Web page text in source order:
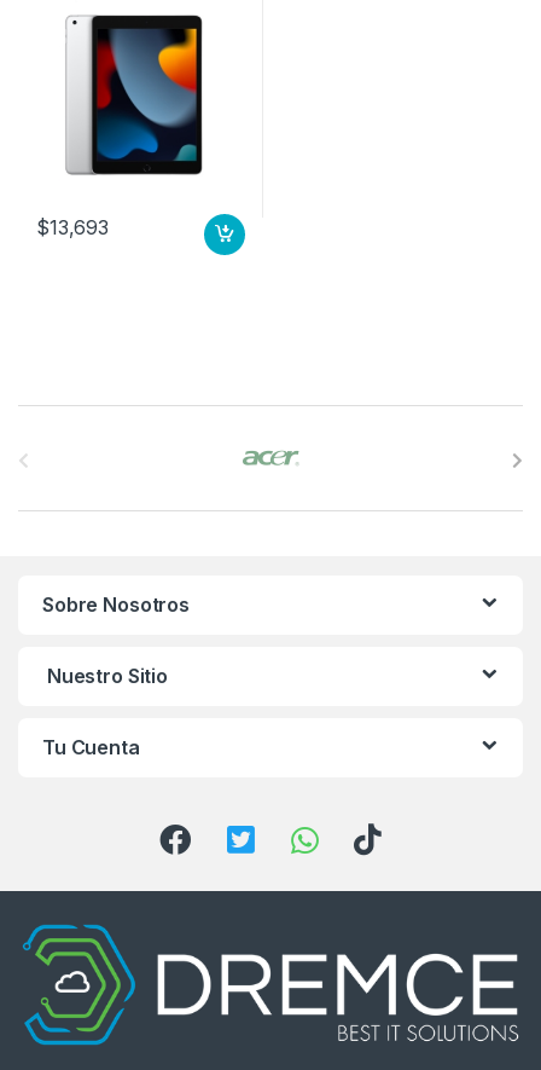
$13,693
Sobre Nosotros
Nuestro Sitio
Tu Cuenta